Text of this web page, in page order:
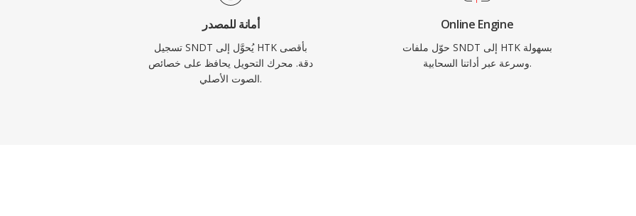
أمانة للمصدر
تسجيل SNDT يُحوَّل إلى HTK بأقصى
دقة. محرك التحويل يحافظ على خصائص
الصوت الأصلي.
Online Engine
حوّل ملفات SNDT إلى HTK بسهولة
وسرعة عبر أداتنا السحابية.